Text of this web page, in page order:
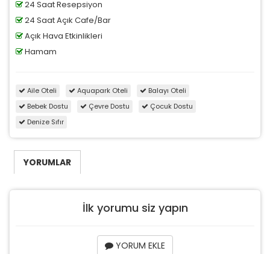
24 Saat Resepsiyon
24 Saat Açık Cafe/Bar
Açık Hava Etkinlikleri
Hamam
Aile Oteli Aquapark Oteli
Balayı Oteli
Bebek Dostu
Çevre Dostu
Çocuk Dostu
Denize Sıfır
YORUMLAR
İlk yorumu siz yapın
YORUM EKLE